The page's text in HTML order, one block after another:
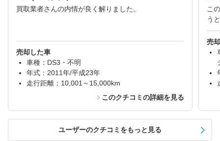
買取業者さんの内情が良く解りました。
売却した車
車種：DS3・不明
年式：2011年/平成23年
走行距離：10,001～15,000km
このクチコミの詳細を見る
こ
う
売
ユーザーのクチコミをもっと見る